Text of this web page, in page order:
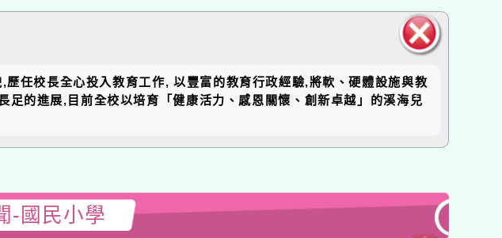
塊
任校長全心投入教育工作, 以豐富的教育行政經驗,將軟、硬體設施與教
的進展,目前全校以培育「健康活力、感恩關懷、創新卓越」的溪海兒
-國民小學